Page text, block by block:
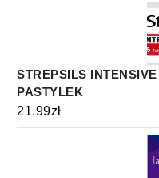
STREPSILS
PASTYLEK
21.99zł